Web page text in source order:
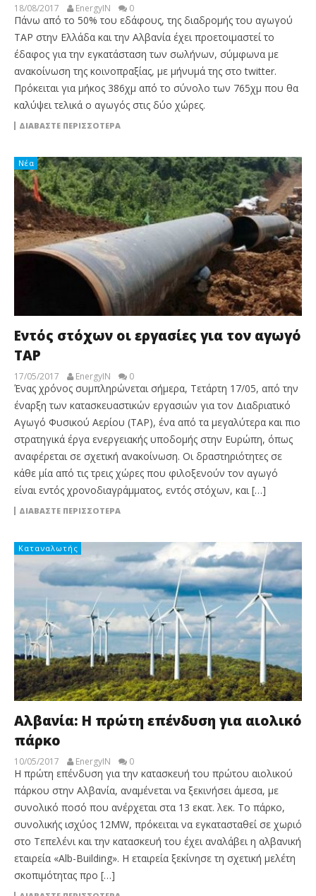
18/08/2017 EnergyIN 0
Πάνω από το 50% του εδάφους, της διαδρομής του αγωγού
ΤΑΡ στην Ελλάδα και την Αλβανία έχει προετοιμαστεί το
έδαφος για την εγκατάσταση των σωλήνων, σύμφωνα με
ανακοίνωση της κοινοπραξίας, με μήνυμά της στο twitter.
Πρόκειται για μήκος 386χμ από το σύνολο των 765χμ που θα
καλύψει τελικά ο αγωγός στις δύο χώρες.
ΔΙΑΒΆΣΤΕ ΠΕΡΙΣΣΌΤΕΡΑ
Νέα
Εντός στόχων οι εργασίες για τον αγωγό
TAP
17/05/2017 EnergyIN 0
Ένας χρόνος συμπληρώνεται σήμερα, Τετάρτη 17/05, από την
έναρξη των κατασκευαστικών εργασιών για τον Διαδριατικό
Αγωγό Φυσικού Αερίου (TAP), ένα από τα μεγαλύτερα και πιο
στρατηγικά έργα ενεργειακής υποδομής στην Ευρώπη, όπως
αναφέρεται σε σχετική ανακοίνωση. Οι δραστηριότητες σε
κάθε μία από τις τρεις χώρες που φιλοξενούν τον αγωγό
είναι εντός χρονοδιαγράμματος, εντός στόχων, και […]
ΔΙΑΒΆΣΤΕ ΠΕΡΙΣΣΌΤΕΡΑ
Καταναλωτής
Αλβανία: Η πρώτη επένδυση για αιολικό
πάρκο
10/05/2017 EnergyIN 0
Η πρώτη επένδυση για την κατασκευή του πρώτου αιολικού
πάρκου στην Αλβανία, αναμένεται να ξεκινήσει άμεσα, με
συνολικό ποσό που ανέρχεται στα 13 εκατ. λεκ. Το πάρκο,
συνολικής ισχύος 12MW, πρόκειται να εγκατασταθεί σε χωριό
στο Τεπελένι και την κατασκευή του έχει αναλάβει η αλβανική
εταιρεία «Alb-Building». Η εταιρεία ξεκίνησε τη σχετική μελέτη
σκοπιμότητας προ […]